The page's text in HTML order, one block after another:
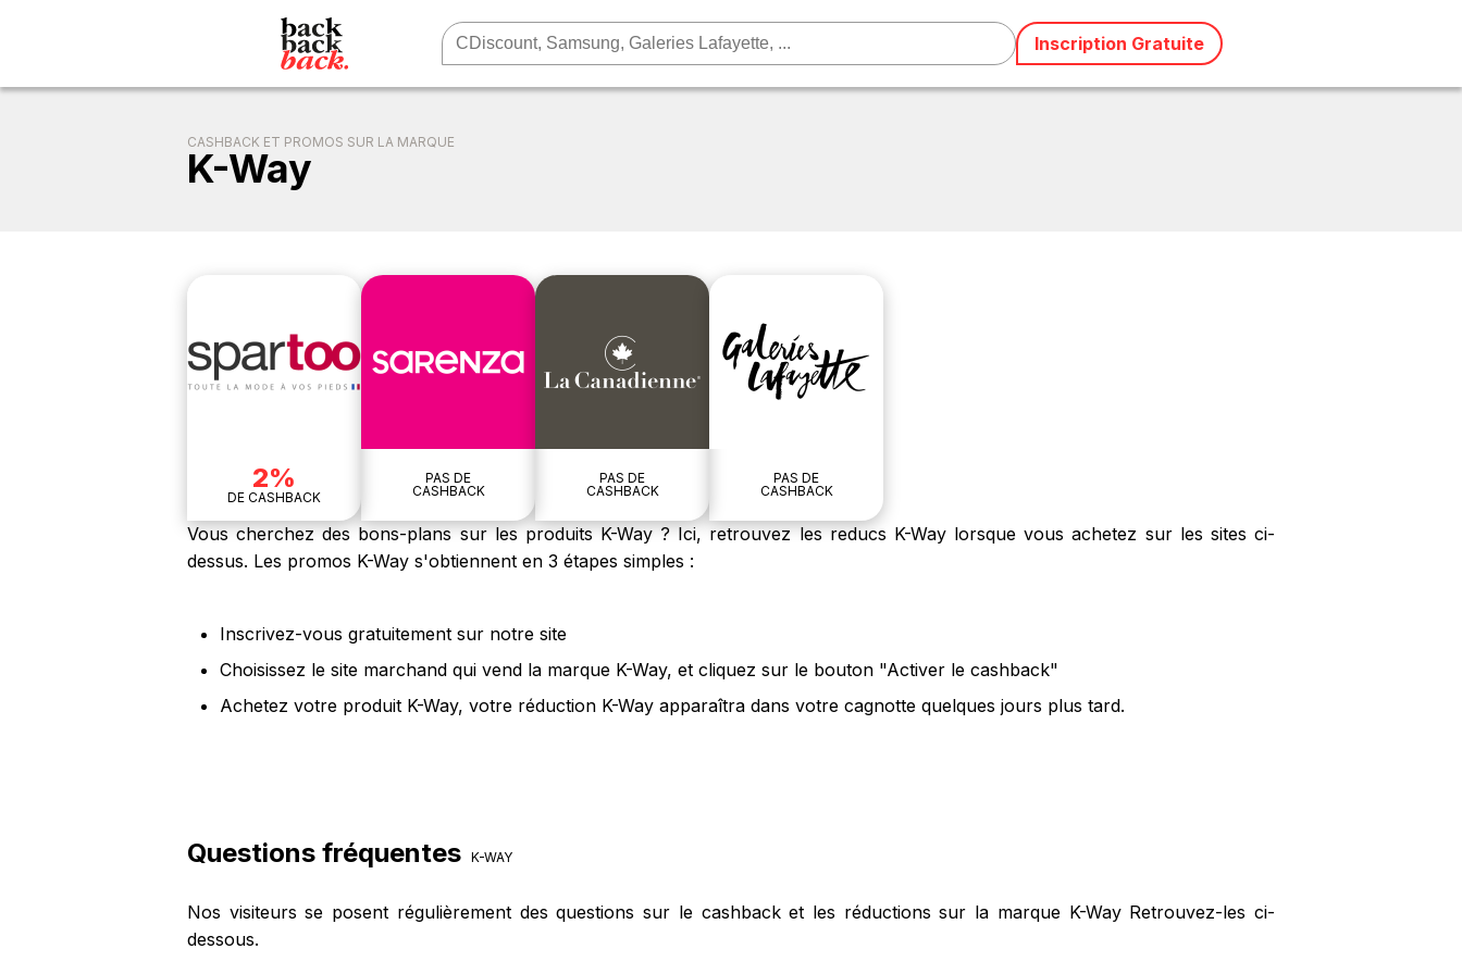
CASHBACK ET PROMOS SUR LA MARQUE
K-Way
2%
DE CASHBACK
PAS DE
CASHBACK
PAS DE
CASHBACK
PAS DE
CASHBACK
Vous cherchez des bons-plans sur les produits K-Way ? Ici, retrouvez les reducs K-Way lorsque vous achetez sur les sites ci-
dessus. Les promos K-Way s'obtiennent en 3 étapes simples :
Inscrivez-vous gratuitement sur notre site
Choisissez le site marchand qui vend la marque K-Way, et cliquez sur le bouton "Activer le cashback"
Achetez votre produit K-Way, votre réduction K-Way apparaîtra dans votre cagnotte quelques jours plus tard.
Questions fréquentes K-WAY
Nos visiteurs se posent régulièrement des questions sur le cashback et les réductions sur la marque K-Way Retrouvez-les ci-
dessous.
Inscription Gratuite